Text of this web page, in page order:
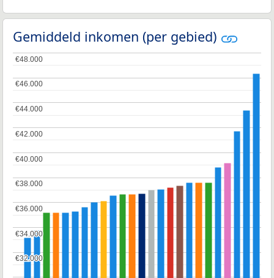
Gemiddeld inkomen (per gebied)
€32.000
€32.000
€34.000
€34.000
€36.000
€36.000
€38.000
€38.000
€40.000
€40.000
€42.000
€42.000
€44.000
€44.000
€46.000
€46.000
€48.000
€48.000